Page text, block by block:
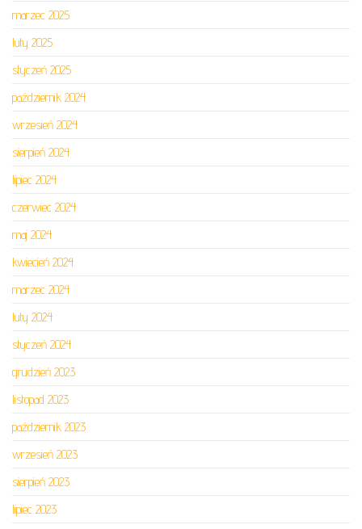
marzec 2025
luty 2025
styczeń 2025
październik 2024
wrzesień 2024
sierpień 2024
lipiec 2024
czerwiec 2024
maj 2024
kwiecień 2024
marzec 2024
luty 2024
styczeń 2024
grudzień 2023
listopad 2023
październik 2023
wrzesień 2023
sierpień 2023
lipiec 2023